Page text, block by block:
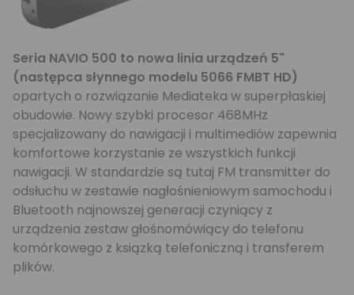
Seria NAVIO 500 to nowa linia urządzeń 5"
(następca słynnego modelu 5066 FMBT HD)
opartych o rozwiązanie Mediateka w superpłaskiej
obudowie. Nowy szybki procesor 468MHz
specjalizowany do nawigacji i multimediów zapewnia
komfortowe korzystanie ze wszystkich funkcji
nawigacji. W standardzie są tutaj FM transmitter do
odsłuchu w zestawie nagłośnieniowym samochodu i
Bluetooth najnowszej generacji czyniący z
urządzenia zestaw głośnomówiący do telefonu
komórkowego z ksiązką telefoniczną i transferem
plików.